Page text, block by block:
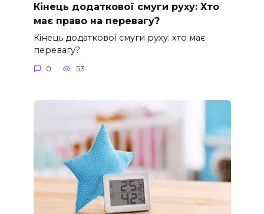
Кінець додаткової смуги руху: Хто
має право на перевагу?
Кінець додаткової смуги руху: хто має
перевагу?
0 53